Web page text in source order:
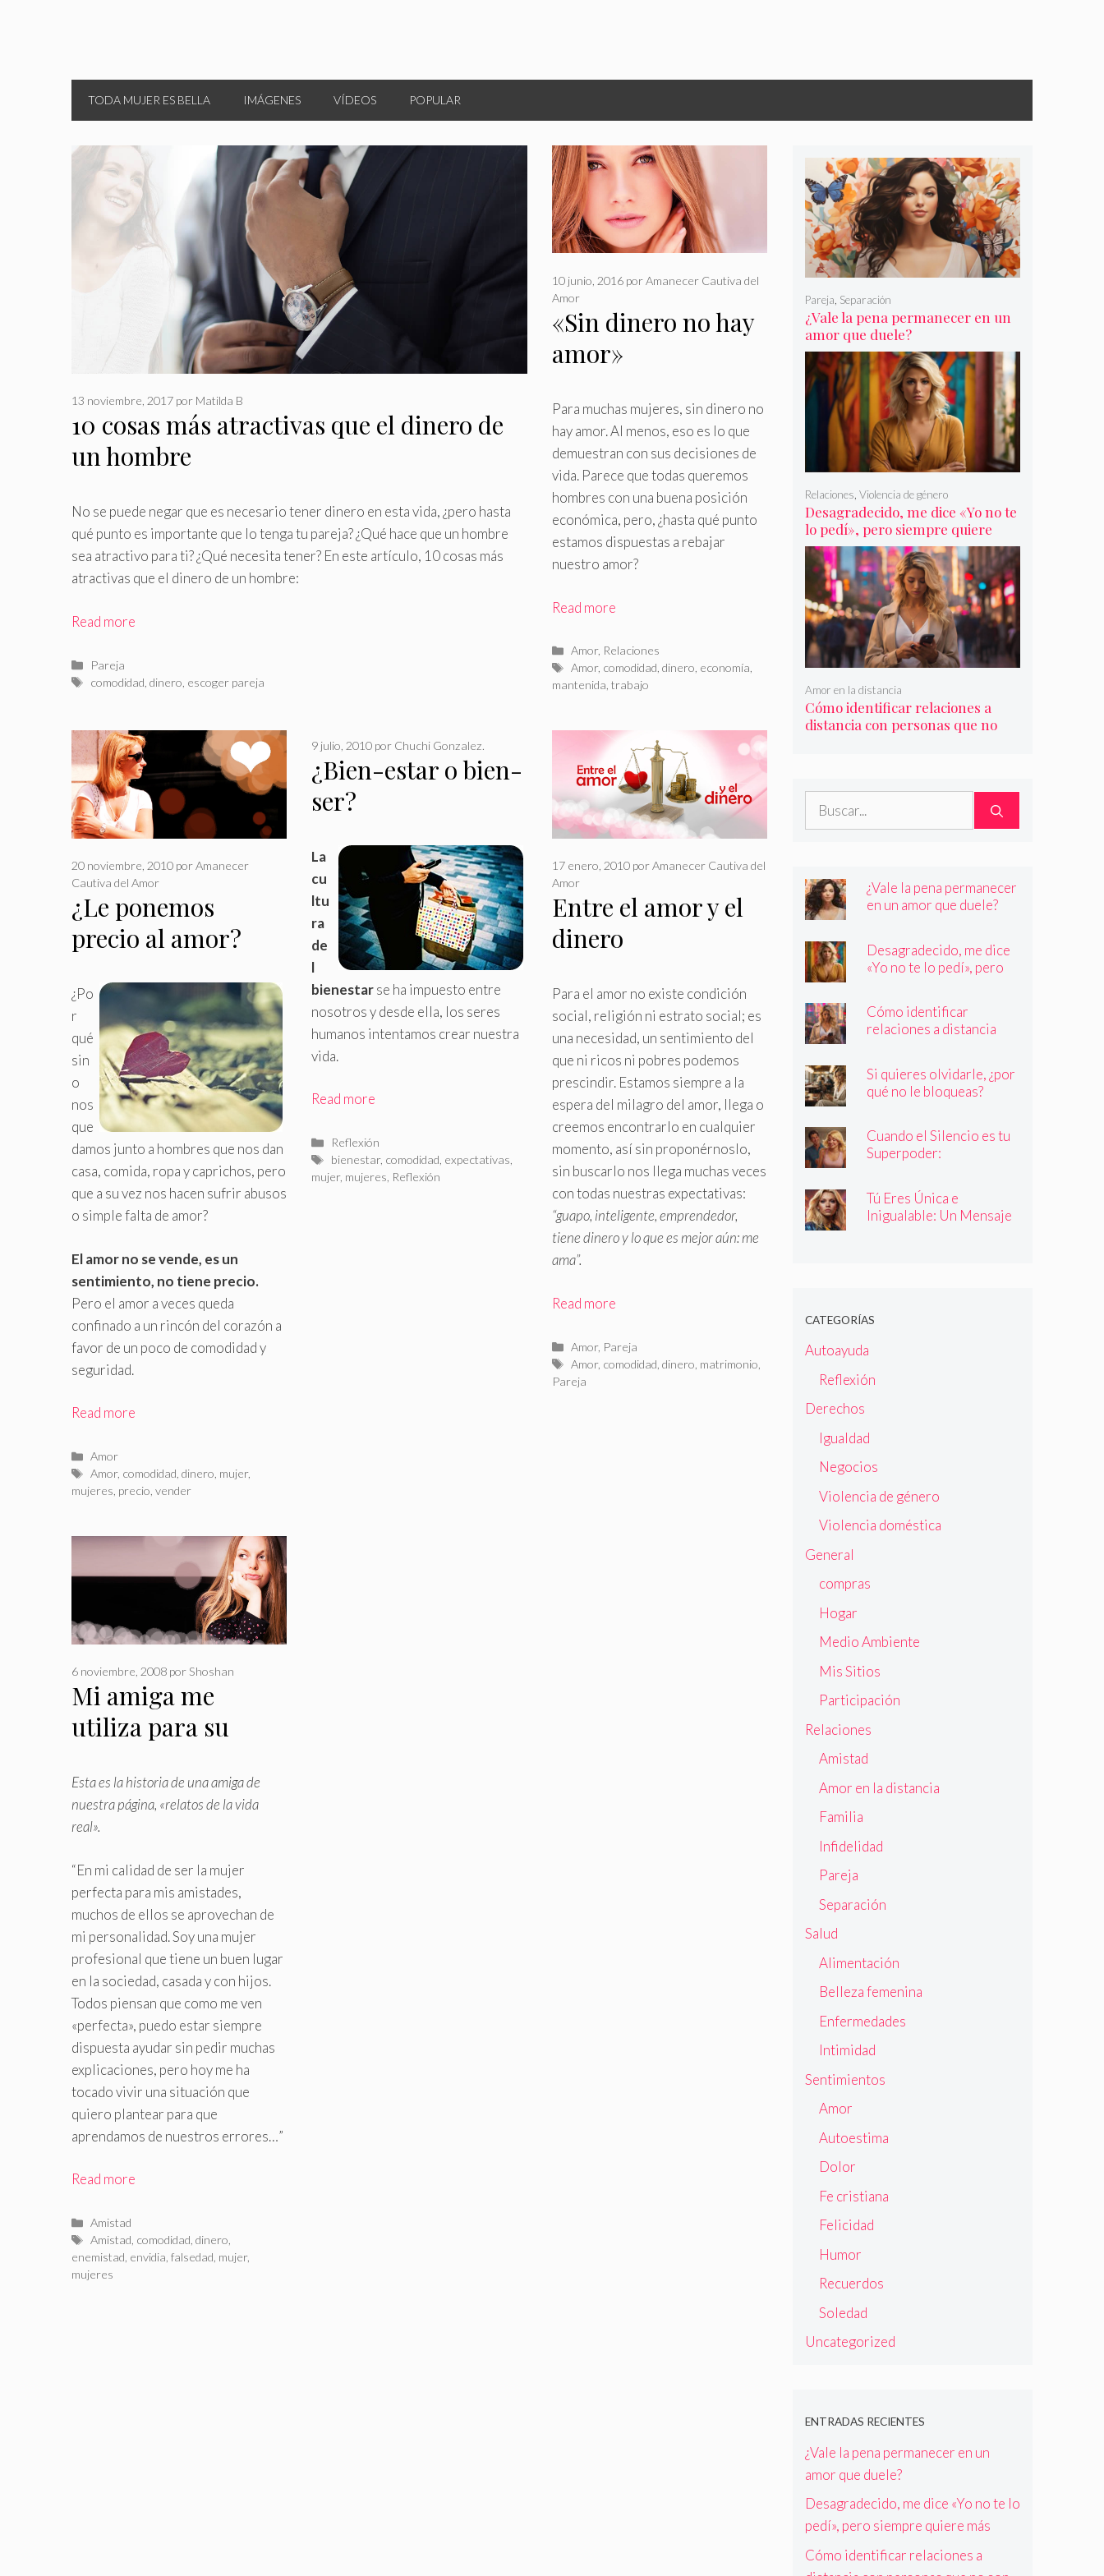
TODA MUJER ES BELLA IMÁGENES VÍDEOS POPULAR
10 cosas más atractivas que el dinero de
un hombre
13 noviembre, 2017 por Matilda B
No se puede negar que es necesario tener dinero en esta vida, ¿pero hasta
qué punto es importante que lo tenga tu pareja? ¿Qué hace que un hombre
sea atractivo para ti? ¿Qué necesita tener? En este artículo, 10 cosas más
atractivas que el dinero de un hombre:
Read more
Categorías
Pareja
Etiquetas
comodidad ,dinero escoger pareja
«Sin dinero no hay
amor»
10 junio, 2016 porAmanecer Cautiva del
Amor
Para muchas mujeres, sin dinero no
hay amor.Al menos, eso es lo que
demuestran con sus decisiones de
vida. Parece que todas queremos
hombres con una buena posición
económica, pero, ¿hasta qué punto
estamos dispuestas a rebajar
nuestro amor?
Read more
Categorías
Amor, Relaciones
Etiquetas
Amor, comodidad,dinero, economía,
mantenida, trabajo
¿Le ponemos
precio al amor?
20 noviembre, 2010 porAmanecer
Cautiva del Amor
¿Po
r
qué
sin
o
nos
que
damos junto a hombres que nos dan
casa, comida, ropa y caprichos, pero
que a su vez nos hacen sufrir abusos
o simple falta de amor?
El amor no se vende, es un
sentimiento, no tiene precio.
Pero el amor a veces queda
confinado a un rincón del corazón a
favor de un poco de comodidad y
seguridad.
Read more
Categorías
Amor
Etiquetas
Amor, comodidad ,dinero mujer,
mujeres precio vender
¿Bien-estar o bien-
ser?
9 julio, 2010 por Chuchi Gonzalez.
La
cu
ltu
ra
de
l
bienestarse ha impuesto entre
nosotros y desde ella, los seres
humanos intentamos crear nuestra
vida.
Read more
Categorías
Reflexión
Etiquetas
bienestar, comodidad expectativas
mujer, mujeres Reflexión
Entre el amor y el
dinero
17 enero, 2010 porAmanecer Cautiva del
Amor
Para el amor no existe condición
social, religión ni estrato social; es
una necesidad, un sentimiento del
que ni ricos ni pobres podemos
prescindir.Estamos siempre a la
espera del milagro del amor, llega o
creemos encontrarlo en cualquier
momento, así sin proponérnoslo,
sin buscarlo nos llega muchas veces
con todas nuestras expectativas:
“guapo, inteligente, emprendedor,
tiene dinero y lo que es mejor aún: me
ama”.
Read more
Categorías
Amor, Pareja
Etiquetas
Amor, comodidad ,dinero matrimonio
Pareja
Mi amiga me
utiliza para su
6 noviembre, 2008 por Shoshan
Esta es la historia de una amiga de
nuestra página, «relatos de la vida
real».
“En mi calidad de ser la mujer
perfecta para mis amistades,
muchos de ellos se aprovechan de
mi personalidad. Soy una mujer
profesional que tiene un buen lugar
en la sociedad, casada y con hijos.
Todos piensan que como me ven
«perfecta», puedo estar siempre
dispuesta ayudar sin pedir muchas
explicaciones, pero hoy me ha
tocado vivir una situación que
quiero plantear para que
aprendamos de nuestros errores…”
Read more
Categorías
Amistad
Etiquetas
Amistad comodidad ,dinero
enemistad envidia falsedad mujer,
mujeres
¿Vale la pena permanecer en un
amor que duele?
Pareja Separación
Desagradecido, me dice «Yo no te
lo pedí», pero siempre quiere
más
Relaciones, Violencia de género
Cómo identificar relaciones a
distancia con personas que no
Amor en la distancia
Buscar:
¿Vale la pena permanecer
en un amor que duele?
Desagradecido, me dice
«Yo no te lo pedí», pero
Cómo identificar
relaciones a distancia
Si quieres olvidarle, ¿por
qué no le bloqueas?
Cuando el Silencio es tu
Superpoder:
de Callar
Tú Eres Única e
Inigualable: Un Mensaje
CATEGORÍAS
Autoayuda
Reflexión
Derechos
Igualdad
Negocios
Violencia de género
Violencia doméstica
General
compras
Hogar
Medio Ambiente
Mis Sitios
Participación
Relaciones
Amistad
Amor en la distancia
Familia
Infidelidad
Pareja
Separación
Salud
Alimentación
Belleza femenina
Enfermedades
Intimidad
Sentimientos
Amor
Autoestima
Dolor
Fe cristiana
Felicidad
Humor
Recuerdos
Soledad
Uncategorized
ENTRADAS RECIENTES
¿Vale la pena permanecer en un
amor que duele?
Desagradecido, me dice «Yo no te lo
pedí», pero siempre quiere más
Cómo identificar relaciones a